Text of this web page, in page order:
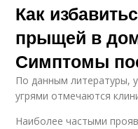
Как
прыщей в
Симптомы
По данным литературы,
угрями отмечаются
Наиболее частыми